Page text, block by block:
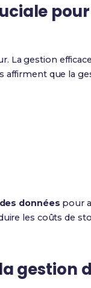
La gestion
affirment que la
données pour
les coûts de
gestion